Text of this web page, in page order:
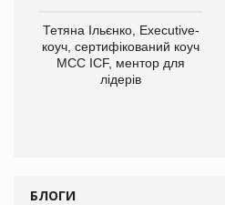
Тетяна Ільєнко, Executive-
коуч, сертифікований коуч
МСС ICF, ментор для
лідерів
БЛОГИ